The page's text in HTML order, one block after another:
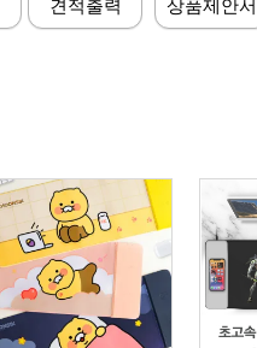
견적출력 상품제안서